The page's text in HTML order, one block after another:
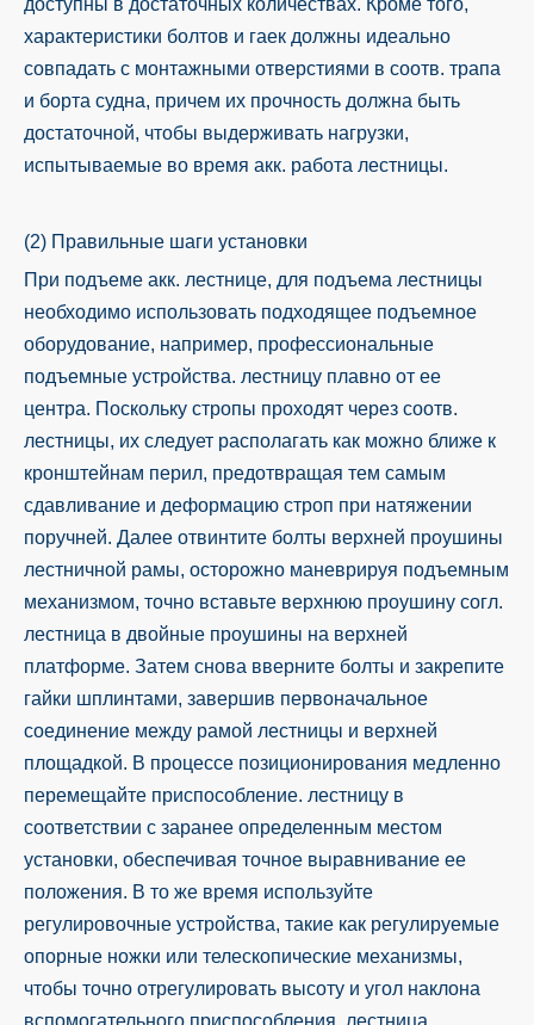
доступны в достаточных количествах. Кроме того,
характеристики болтов и гаек должны идеально
совпадать с монтажными отверстиями в соотв. трапа
и борта судна, причем их прочность должна быть
достаточной, чтобы выдерживать нагрузки,
испытываемые во время акк. работа лестницы.
(2) Правильные шаги установки
При подъеме акк. лестнице, для подъема лестницы
необходимо использовать подходящее подъемное
оборудование, например, профессиональные
подъемные устройства. лестницу плавно от ее
центра. Поскольку стропы проходят через соотв.
лестницы, их следует располагать как можно ближе к
кронштейнам перил, предотвращая тем самым
сдавливание и деформацию строп при натяжении
поручней. Далее отвинтите болты верхней проушины
лестничной рамы, осторожно маневрируя подъемным
механизмом, точно вставьте верхнюю проушину согл.
лестница в двойные проушины на верхней
платформе. Затем снова вверните болты и закрепите
гайки шплинтами, завершив первоначальное
соединение между рамой лестницы и верхней
площадкой. В процессе позиционирования медленно
перемещайте приспособление. лестницу в
соответствии с заранее определенным местом
установки, обеспечивая точное выравнивание ее
положения. В то же время используйте
регулировочные устройства, такие как регулируемые
опорные ножки или телескопические механизмы,
чтобы точно отрегулировать высоту и угол наклона